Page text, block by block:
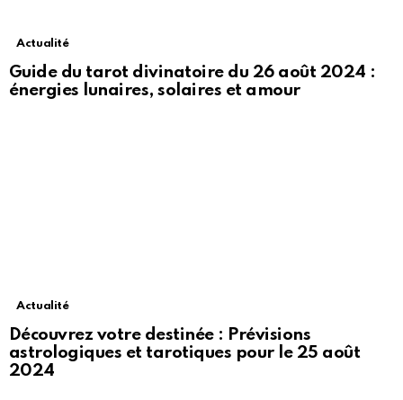
Actualité
Guide du tarot divinatoire du 26 août 2024 :
énergies lunaires, solaires et amour
Actualité
Découvrez votre destinée : Prévisions
astrologiques et tarotiques pour le 25 août
2024